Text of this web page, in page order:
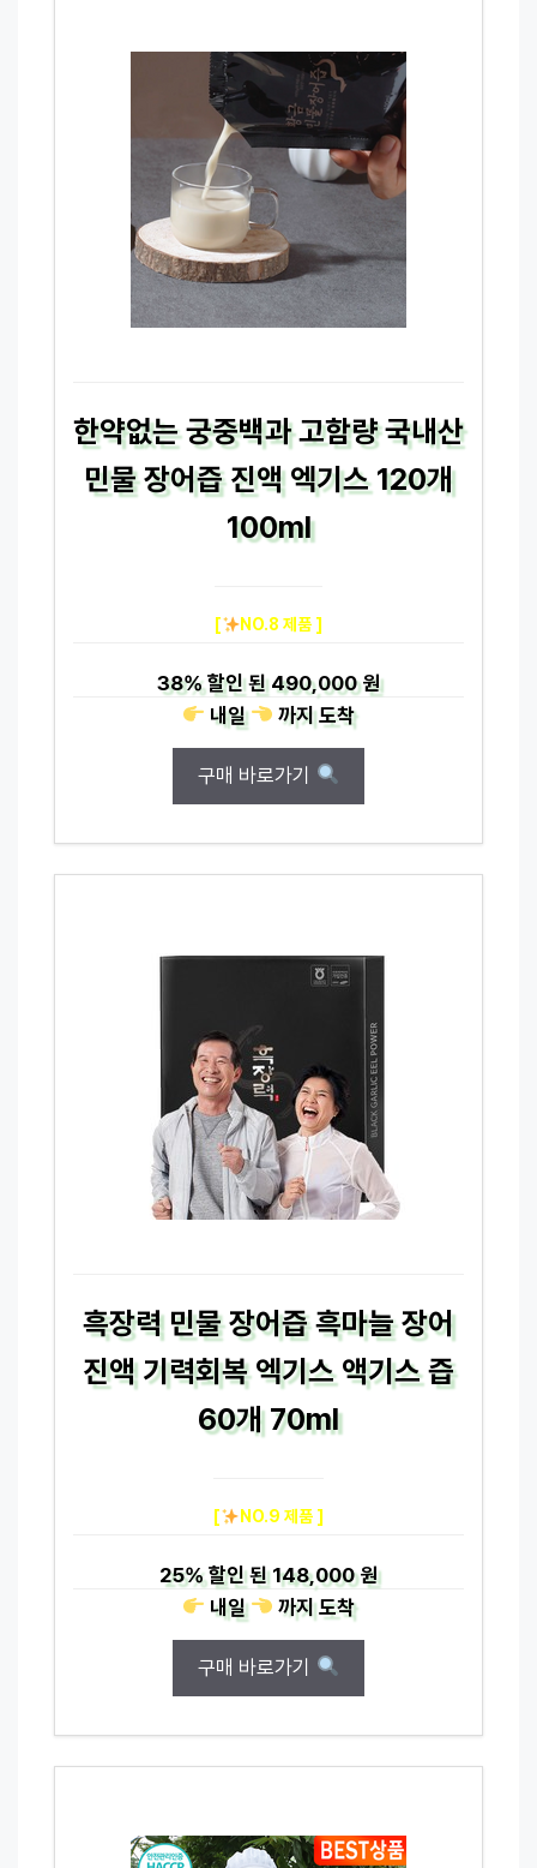
한약없는 궁중백과 고함량 국내산
민물 장어즙 진액 엑기스 120개
100ml
[ NO.8 제품 ]
38%할인 된490,000 원
내일
까지도착
구매 바로가기
흑장력 민물 장어즙 흑마늘 장어
진액 기력회복 엑기스 액기스 즙
60개 70ml
[ NO.9 제품 ]
25%할인 된148,000 원
내일
까지도착
구매 바로가기